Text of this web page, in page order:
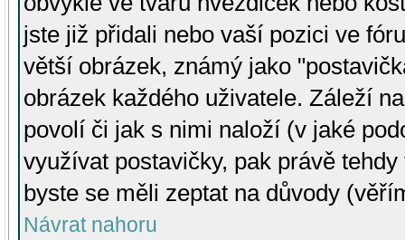
jste již přidali nebo vaší pozici ve
větší obrázek, známý jako
obrázek každého uživatele. Záleží
povolí či jak s nimi naloží (v jaké
využívat postavičky, pak právě
byste se měli zeptat na důvody
Návrat nahoru